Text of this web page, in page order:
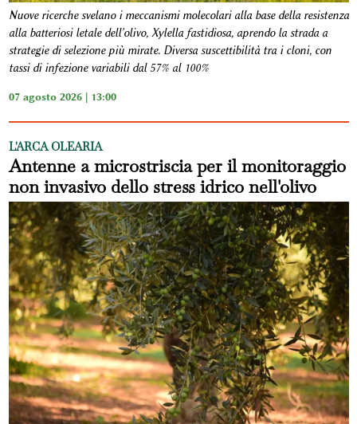
Nuove ricerche svelano i meccanismi molecolari alla base della resistenza
alla batteriosi letale dell'olivo, Xylella fastidiosa, aprendo la strada a
strategie di selezione più mirate. Diversa suscettibilità tra i cloni, con
tassi di infezione variabili dal 57% al 100%
07 agosto 2026 | 13:00
L'ARCA OLEARIA
Antenne a microstriscia per il monitoraggio
non invasivo dello stress idrico nell'olivo